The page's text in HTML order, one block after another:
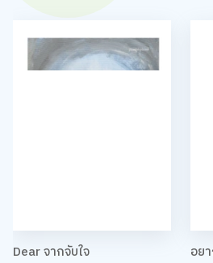
Dear จากจับใจ
อย